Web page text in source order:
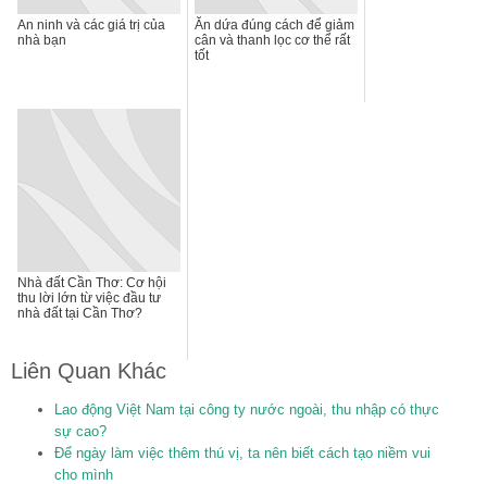
An ninh và các giá trị của
nhà bạn
Ăn dứa đúng cách để giảm
cân và thanh lọc cơ thể rất
tốt
Nhà đất Cần Thơ: Cơ hội
thu lời lớn từ việc đầu tư
nhà đất tại Cần Thơ?
Liên Quan Khác
Lao động Việt Nam tại công ty nước ngoài, thu nhập có thực
sự cao?
Để ngày làm việc thêm thú vị, ta nên biết cách tạo niềm vui
cho mình